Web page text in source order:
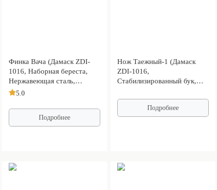
Финка Вача (Дамаск ZDI-
1016, Наборная береста,
Нержавеющая сталь,
Алюминий)
5.0
Подробнее
Нож Таежный-1 (Дамаск
ZDI-1016,
Стабилизированный бук,
Подробнее